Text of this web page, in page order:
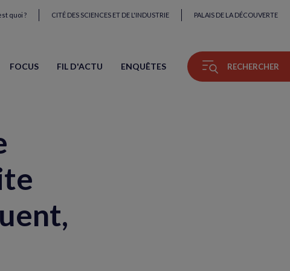
quoi ? CITÉ DES SCIENCES ET DE L'INDUSTRIE PALAIS DE LA DÉCOUVERTE
FOCUS FIL D'ACTU ENQUÊTES RECHERCHER